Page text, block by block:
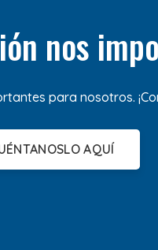
nos
para nosotros.
AQUÍ